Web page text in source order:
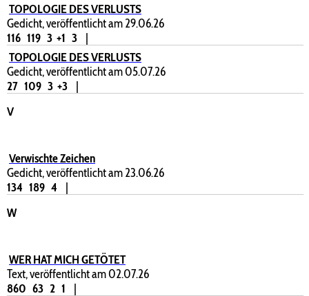
TOPOLOGIE DES VERLUSTS
Gedicht, veröffentlicht am 29.06.26
116 119 3 +1 3
|
TOPOLOGIE DES VERLUSTS
Gedicht, veröffentlicht am 05.07.26
27 109 3 +3
|
V
Verwischte Zeichen
Gedicht, veröffentlicht am 23.06.26
134 189 4
|
W
WER HAT MICH GETÖTET
Text, veröffentlicht am 02.07.26
860 63 2 1
|